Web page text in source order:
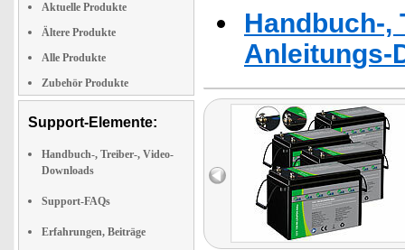
Aktuelle Produkte
Ältere Produkte
Alle Produkte
Zubehör Produkte
Support-Elemente:
Handbuch-, Treiber-, Video-
Downloads
Support-FAQs
Erfahrungen, Beiträge
Handbuch-,
Anleitungs-